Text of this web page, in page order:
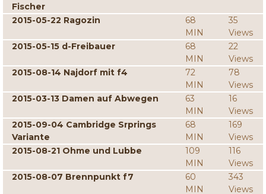
Fischer
2015-05-22 Ragozin
68
MIN
35
Views
2015-05-15 d-Freibauer
68
MIN
22
Views
2015-08-14 Najdorf mit f4
72
MIN
78
Views
2015-03-13 Damen auf Abwegen
63
MIN
16
Views
2015-09-04 Cambridge Srprings
Variante
68
MIN
169
Views
2015-08-21 Ohme und Lubbe
109
MIN
116
Views
2015-08-07 Brennpunkt f7
60
MIN
343
Views